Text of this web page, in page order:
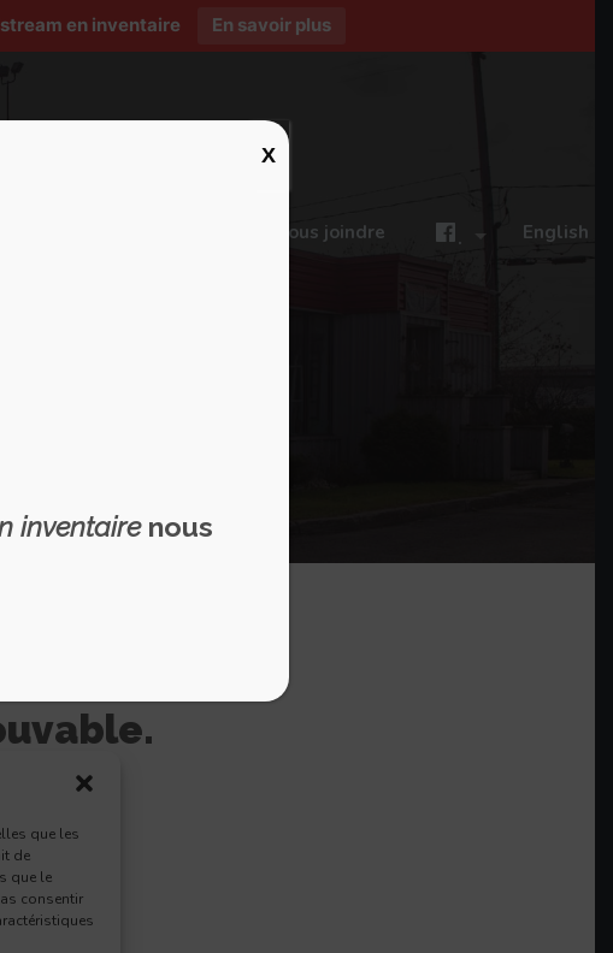
en inventaire En savoir plus
que les
de
que le
consentir
Nous joindre . English
inventairenous
X